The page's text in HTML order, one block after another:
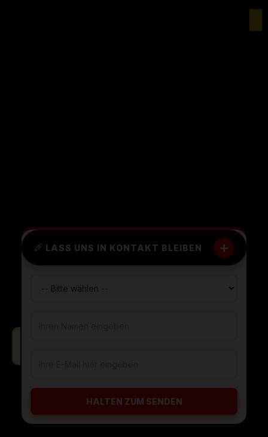
LASS UNS IN KONTAKT BLEIBEN +
HALTEN ZUM SENDEN